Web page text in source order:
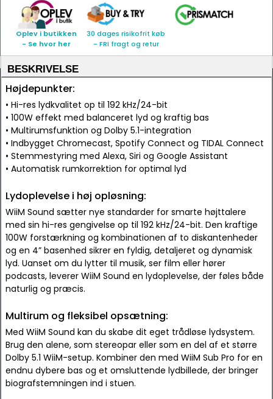
Oplev i butikken
- Se hvor her
30 dages risikofrit køb
- FRI fragt og retur
BESKRIVELSE
Højdepunkter:
• Hi-res lydkvalitet op til 192 kHz/24-bit
• 100W effekt med balanceret lyd og kraftig bas
• Multirumsfunktion og Dolby 5.1-integration
• Indbygget Chromecast, Spotify Connect og TIDAL Connect
• Stemmestyring med Alexa, Siri og Google Assistant
• Automatisk rumkorrektion for optimal lyd
Lydoplevelse i høj opløsning:
WiiM Sound sætter nye standarder for smarte højttalere
med sin hi-res gengivelse op til 192 kHz/24-bit. Den kraftige
100W forstærkning og kombinationen af to diskantenheder
og en 4” basenhed sikrer en fyldig, detaljeret og dynamisk
lyd. Uanset om du lytter til musik, ser film eller hører
podcasts, leverer WiiM Sound en lydoplevelse, der føles både
naturlig og præcis.
Multirum og fleksibel opsætning:
Med WiiM Sound kan du skabe dit eget trådløse lydsystem.
Brug den alene, som stereopar eller som en del af et større
Dolby 5.1 WiiM-setup. Kombiner den med WiiM Sub Pro for en
endnu dybere bas og et omsluttende lydbillede, der bringer
biografstemningen ind i stuen.